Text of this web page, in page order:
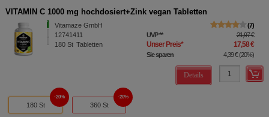
VITAMIN C 1000 mg hochdosiert+Zink vegan Tabletten
Vitamaze GmbH
12741411
180 St Tabletten
7
UVP** 21,97 €
Unser Preis* 17,58 €
Sie sparen 4,39 €(20%)
Details
180 St
20%
360 St
20%